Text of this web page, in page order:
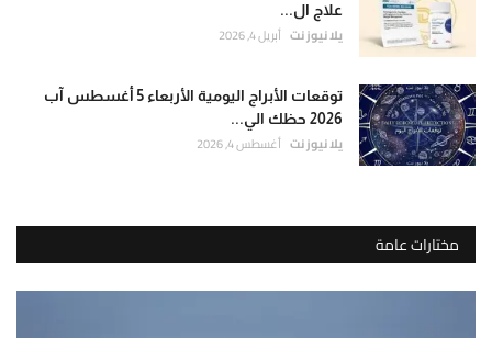
علاج ال...
يلا نيوز نت أبريل 4, 2026
توقعات الأبراج اليومية الأربعاء 5 أغسطس آب
2026 حظك الي...
يلا نيوز نت أغسطس 4, 2026
مختارات عامة